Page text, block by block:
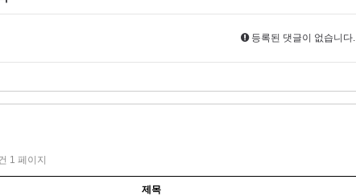
등록된 댓글이 없습니다.
1 페이지
제목